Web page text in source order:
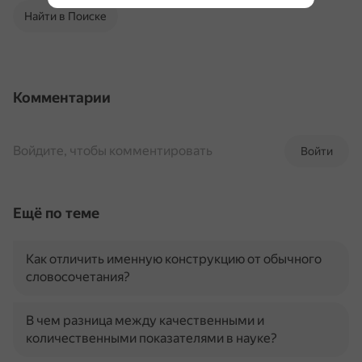
Найти в Поиске
Комментарии
Войти
Войдите, чтобы комментировать
Ещё по теме
Как отличить именную конструкцию от обычного
словосочетания?
В чем разница между качественными и
количественными показателями в науке?